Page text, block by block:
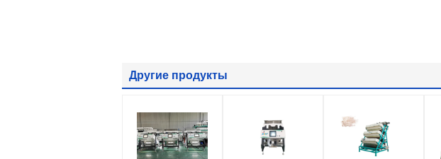
Другие продукты